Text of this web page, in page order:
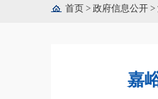
首页 > 政府信息公开 >
嘉